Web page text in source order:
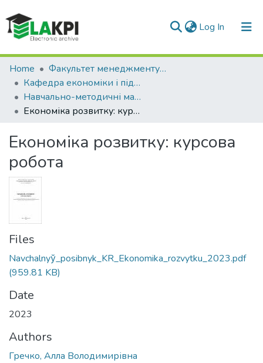
Log In (current)
Communities & Collections
All of DSpace
Statistics
Home
Факультет менеджменту та маркетингу (ФММ)
Кафедра економіки і підприємництва (КЕП)
Навчально-методичні матеріали (КЕП)
Економіка розвитку: курсова робота
Економіка розвитку: курсова
робота
Files
Navchalnyy̆_posibnyk_KR_Ekonomika_rozvytku_2023.pdf
(959.81 KB)
Date
2023
Authors
Гречко, Алла Володимирівна